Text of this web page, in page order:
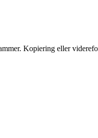
Kopiering eller